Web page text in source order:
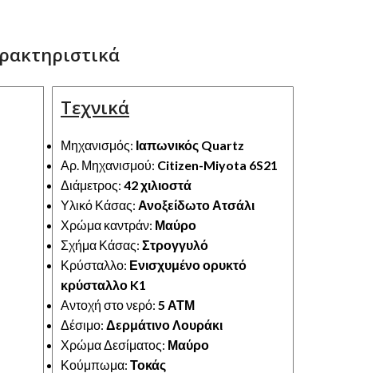
Τεχνικά
Μηχανισμός: Ιαπωνικός Quartz
Αρ. Μηχανισμού: Citizen-Miyota 6S21
Διάμετρος: 42 χιλιοστά
Υλικό Κάσας: Ανοξείδωτο Ατσάλι
Χρώμα καντράν: Μαύρο
Σχήμα Κάσας: Στρογγυλό
Κρύσταλλο: Ενισχυμένο ορυκτό
κρύσταλλο K1
Αντοχή στο νερό: 5 ΑΤΜ
Δέσιμο: Δερμάτινο Λουράκι
Χρώμα Δεσίματος: Μαύρο
Κούμπωμα: Τοκάς